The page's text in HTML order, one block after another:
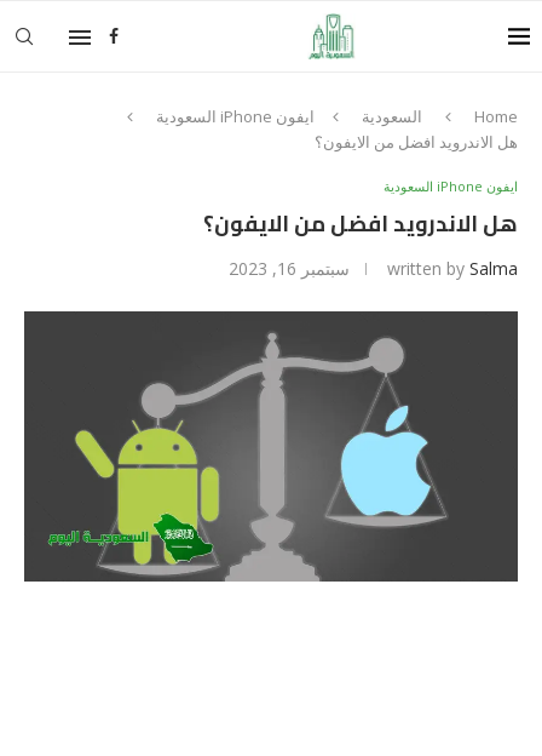
Home السعودية
ايفون iPhone السعودية
هل الاندرويد افضل من الايفون؟
ايفون iPhone السعودية
هل الاندرويد افضل من الايفون؟
written by Salma سبتمبر 16, 2023